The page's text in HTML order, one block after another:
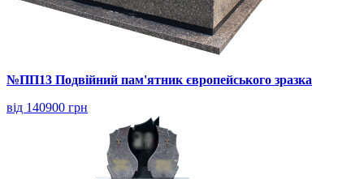
№ПП13 Подвійний пам'ятник європейського зразка
від 140900 грн